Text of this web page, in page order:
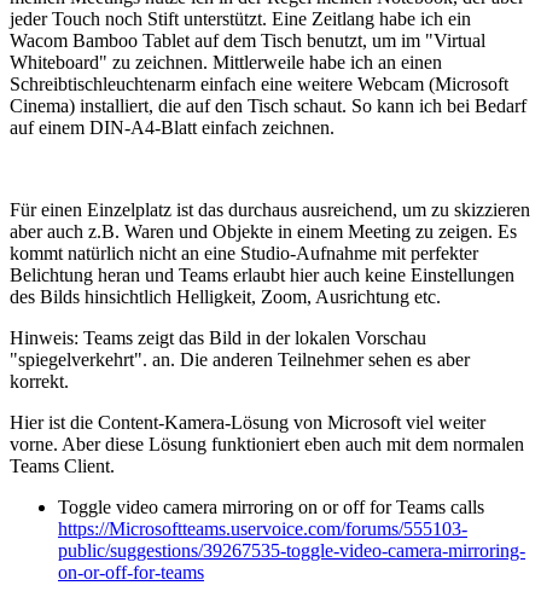
jeder Touch noch Stift unterstützt. Eine Zeitlang habe ich ein
Wacom Bamboo Tablet auf dem Tisch benutzt, um im "Virtual
Whiteboard" zu zeichnen. Mittlerweile habe ich an einen
Schreibtischleuchtenarm einfach eine weitere Webcam (Microsoft
Cinema) installiert, die auf den Tisch schaut. So kann ich bei Bedarf
auf einem DIN-A4-Blatt einfach zeichnen.
Für einen Einzelplatz ist das durchaus ausreichend, um zu skizzieren
aber auch z.B. Waren und Objekte in einem Meeting zu zeigen. Es
kommt natürlich nicht an eine Studio-Aufnahme mit perfekter
Belichtung heran und Teams erlaubt hier auch keine Einstellungen
des Bilds hinsichtlich Helligkeit, Zoom, Ausrichtung etc.
Hinweis: Teams zeigt das Bild in der lokalen Vorschau
"spiegelverkehrt". an. Die anderen Teilnehmer sehen es aber
korrekt.
Hier ist die Content-Kamera-Lösung von Microsoft viel weiter
vorne. Aber diese Lösung funktioniert eben auch mit dem normalen
Teams Client.
Toggle video camera mirroring on or off for Teams calls
https://Microsoftteams.uservoice.com/forums/555103-
public/suggestions/39267535-toggle-video-camera-mirroring-
on-or-off-for-teams